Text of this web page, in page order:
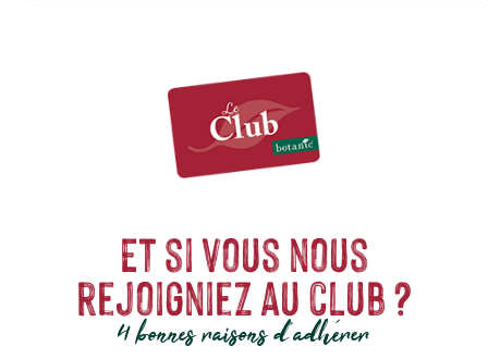
Et si vous nous
rejoigniez au club ?
4 bonnes raisons d'adhérer